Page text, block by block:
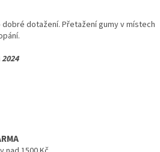
dobré dotažení. Přetažení gumy v místech